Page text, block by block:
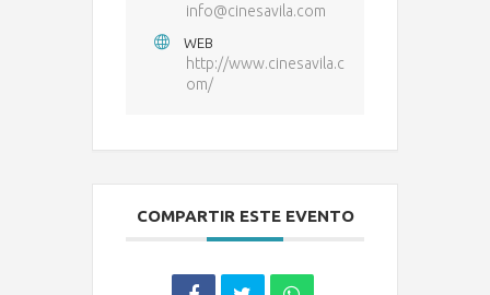
info@cinesavila.com
WEB
http://www.cinesavila.c
om/
COMPARTIR ESTE EVENTO